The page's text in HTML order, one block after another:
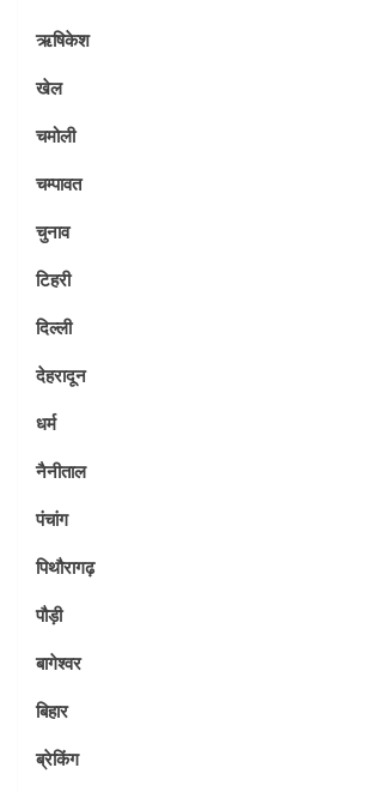
ऋषिकेश
खेल
चमोली
चम्पावत
चुनाव
टिहरी
दिल्ली
देहरादून
धर्म
नैनीताल
पंचांग
पिथौरागढ़
पौड़ी
बागेश्वर
बिहार
ब्रेकिंग